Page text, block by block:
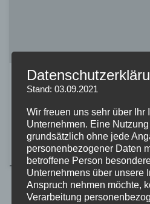
IT VACANCIES
100 Days of iOS
vonThomasHerrmann
Stand: 03.09.2021
Wir freuen uns sehr über Ihr
Unternehmen. Eine
grundsätzlich ohne jede
personenbezogener Daten
betroffene Person
Unternehmens über unsere
Anspruch nehmen möchte,
Verarbeitung